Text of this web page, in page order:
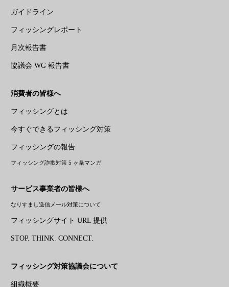
ガイドライン
フィッシングレポート
月次報告書
協議会 WG 報告書
消費者の皆様へ
フィッシングとは
今すぐできるフィッシング対策
フィッシングの報告
フィッシング詐欺対策 5 ヶ条マンガ
サービス事業者の皆様へ
なりすまし送信メール対策について
フィッシングサイト URL 提供
STOP. THINK. CONNECT.
フィッシング対策協議会について
組織概要